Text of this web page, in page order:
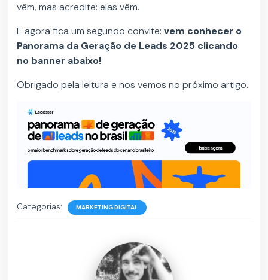
vêm, mas acredite: elas vêm.
E agora fica um segundo convite: vem conhecer o
Panorama da Geração de Leads 2025 clicando
no banner abaixo!
Obrigado pela leitura e nos vemos no próximo artigo.
Categorias: MARKETING DIGITAL